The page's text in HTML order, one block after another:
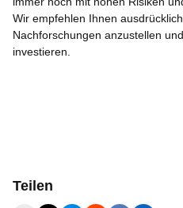
Wir empfehlen Ihnen
Nachforschungen anzustellen
investieren.
Teilen